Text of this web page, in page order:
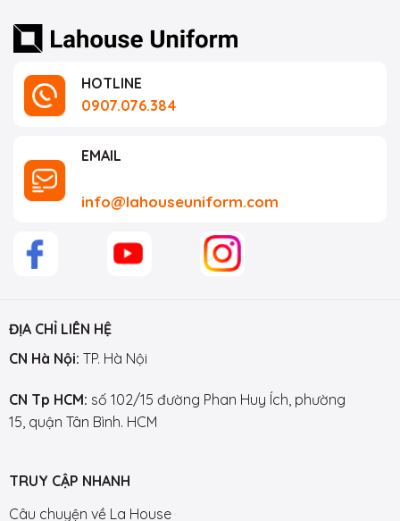
HOTLINE
0907.076.384
EMAIL
info@lahouseuniform.com
ĐỊA CHỈ LIÊN HỆ
CN Hà Nội: TP. Hà Nội
CN Tp HCM: số 102/15 đường Phan Huy Ích, phường
15, quận Tân Bình. HCM
TRUY CẬP NHANH
Câu chuyện về La House